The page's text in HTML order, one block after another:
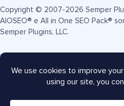
Copyright © 2007-2026 Semper
AIOSEO® e All in One SEO Pack®
Semper Plugins, LLC.
Termini di Servizio
Mappa del sito
Coupon AIOSEO